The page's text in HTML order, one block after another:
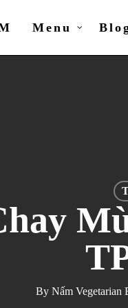
Menu
By Nấm Vegetarian